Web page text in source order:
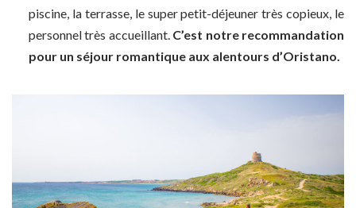
piscine, la terrasse, le super petit-déjeuner très copieux, le
personnel très accueillant. C’est notre recommandation
pour un séjour romantique aux alentours d’Oristano.